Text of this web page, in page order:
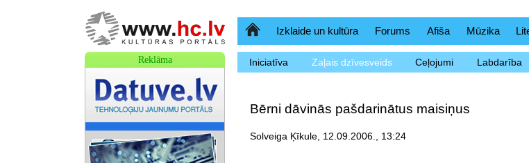
SākumlapaIzklaide un kultūra Forums Afiša Mūzika
Iniciatīva Zaļais dzīvesveids Ceļojumi Labdarība
Bērni dāvinās pašdarinātus maisiņus
Solveiga Ķīkule, 12.09.2006., 13:24
Reklāma